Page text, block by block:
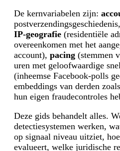
De kernvariabelen zijn:
IP-geografie (residentiële
overeenkomen met het
account), pacing (stemmen
uren met geloofwaardige
(inheemse Facebook-polls
embeddings van derden
hun eigen fraudecontroles
Deze gids behandelt alles.
detectiesystemen werken,
op signaal niveau uitziet,
evalueert, welke juridische